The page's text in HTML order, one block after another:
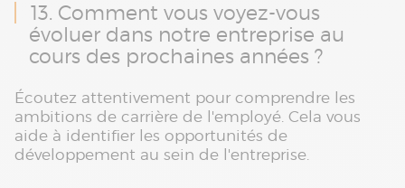
13. Comment vous voyez-vous
évoluer dans notre entreprise au
cours des prochaines années ?
Écoutez attentivement pour comprendre les
ambitions de carrière de l'employé. Cela vous
aide à identifier les opportunités de
développement au sein de l'entreprise.